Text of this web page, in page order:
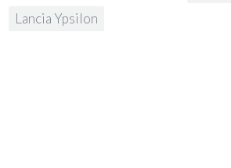
Lancia Ypsilon